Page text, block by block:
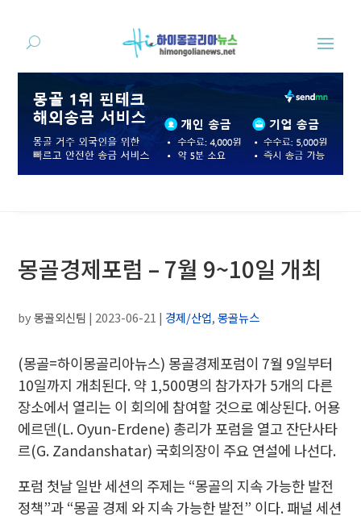
몽골경제포럼 – 7월 9~10일 개최
by몽골외신팀 | 2023-06-21 | 경제/산업,몽골뉴스
(몽골=하이몽골리아뉴스) 몽골경제포럼이 7월 9일부터
10일까지 개최된다. 약 1,500명의 참가자가 5개의 다른
장소에서 열리는 이 회의에 참여할 것으로 예상된다. 어용
에르덴(L. Oyun-Erdene) 총리가 포럼을 열고 잔단사타
르(G. Zandanshatar) 국회의장이 주요 연설에 나선다.
포럼 첫날 일반 세션의 주제는 “몽골의 지속 가능한 발전
정책”과 “몽골 경제 와 지속 가능한 발전” 이다. 패널 세션